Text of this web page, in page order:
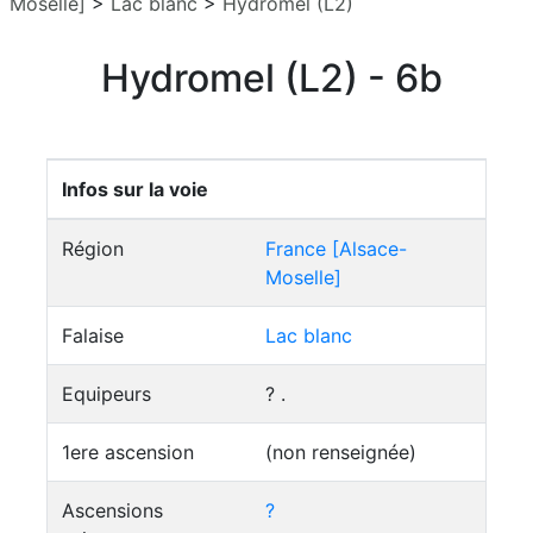
Hydromel (L2) - 6b
Infos sur la voie
Région
France [Alsace-
Moselle]
Falaise Lac blanc
Equipeurs ? .
1ere ascension (non renseignée)
Ascensions
?